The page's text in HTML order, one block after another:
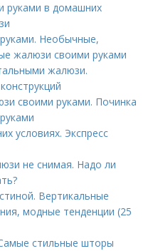
руками в домашних
Необычные,
жалюзи своими руками
жалюзи.
своими руками. Починка
условиях. Экспресс
не снимая. Надо ли
Вертикальные
модные тенденции (25
стильные шторы